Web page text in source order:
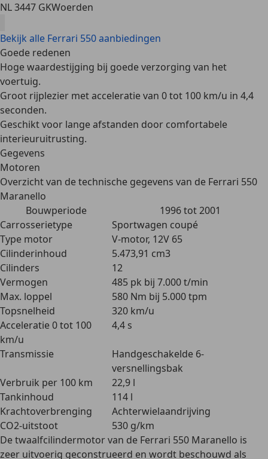
NL 3447 GKWoerden
Bekijk alle Ferrari 550 aanbiedingen
Goede redenen
Hoge waardestijging bij goede verzorging van het
voertuig.
Groot rijplezier met acceleratie van 0 tot 100 km/u in 4,4
seconden.
Geschikt voor lange afstanden door comfortabele
interieuruitrusting.
Gegevens
Motoren
Overzicht van de technische gegevens van de Ferrari 550
Maranello
Bouwperiode
1996 tot 2001
Carrosserietype
Sportwagen coupé
Type motor
V-motor, 12V 65
Cilinderinhoud
5.473,91 cm3
Cilinders
12
Vermogen
485 pk bij 7.000 t/min
Max. loppel
580 Nm bij 5.000 tpm
Topsnelheid
320 km/u
Acceleratie 0 tot 100
km/u
4,4 s
Transmissie
Handgeschakelde 6-
versnellingsbak
Verbruik per 100 km
22,9 l
Tankinhoud
114 l
Krachtoverbrenging
Achterwielaandrijving
CO2-uitstoot
530 g/km
De twaalfcilindermotor van de Ferrari 550 Maranello is
zeer uitvoerig geconstrueerd en wordt beschouwd als